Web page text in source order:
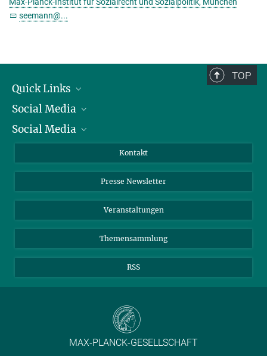
seemann@...
TOP
Quick Links
Präsident
Zahlen und Fakten
Meldestelle Fehlverhalten
Social Media
Bluesky
Social Media
YouTube
Kontakt
Presse Newsletter
Veranstaltungen
Themensammlung
RSS
MAX-PLANCK-GESELLSCHAFT